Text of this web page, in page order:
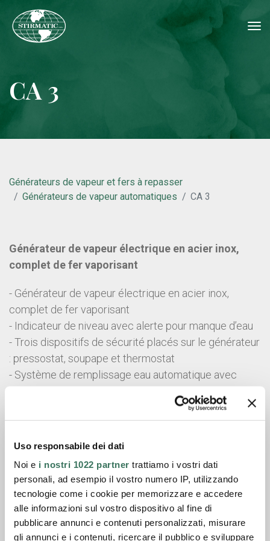
Uso responsabile dei dati
Noi e i nostri 1022 partner trattiamo i vostri dati
personali, ad esempio il vostro numero IP, utilizzando
tecnologie come i cookie per memorizzare e accedere
alle informazioni sul vostro dispositivo al fine di
pubblicare annunci e contenuti personalizzati, misurare
gli annunci e i contenuti, ricercare il pubblico e sviluppare
CA 3
Générateurs de vapeur et fers à repasser
Générateurs de vapeur automatiques
CA 3
Générateur de vapeur électrique en acier inox,
complet de fer vaporisant
- Générateur de vapeur électrique en acier inox,
complet de fer vaporisant
- Indicateur de niveau avec alerte pour manque d’eau
- Trois dispositifs de sécurité placés sur le générateur
: pressostat, soupape et thermostat
- Système de remplissage eau automatique avec
- Avec pompe et réservoir d’alimentation eau
- Possibilité de remplir le réservoir pendant le travail
- Quatre roues pour faciliter le mouvement
Fiche technique
Catalogue général